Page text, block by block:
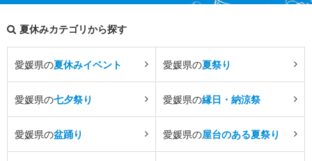
夏休みカテゴリから探す
愛媛県の夏休みイベント 愛媛県の夏祭り
愛媛県の七夕祭り 愛媛県の縁日・納涼祭
愛媛県の盆踊り 愛媛県の屋台のある夏祭り